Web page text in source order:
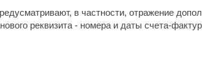
в частности, отражение
реквизита - номера и даты счета-